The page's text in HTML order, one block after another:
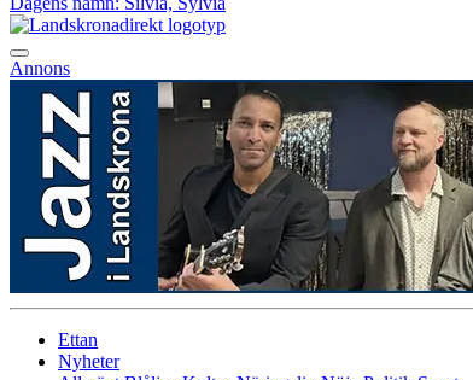
Annons
Ettan
Nyheter